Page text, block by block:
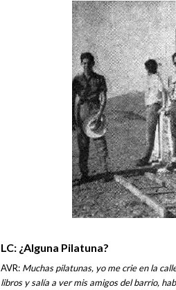
LC: ¿Alguna Pilatuna?
AVR: Muchas pilatunas, yo me crie en la
libros y salía a ver mis amigos del barrio,